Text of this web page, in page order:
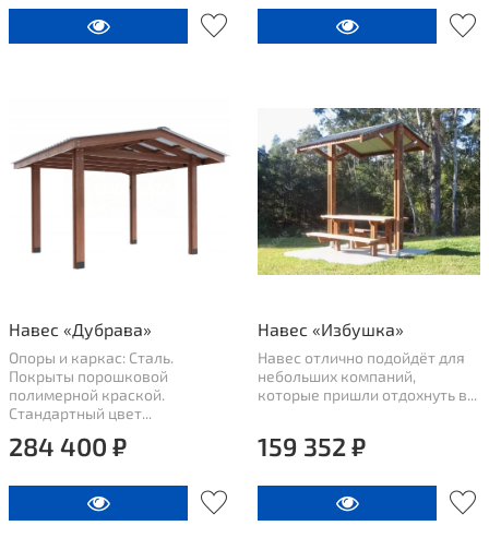
Навес «Дубрава»
Опоры и каркас: Сталь.
Покрыты порошковой
полимерной краской.
Стандартный цвет...
284 400 ₽
Навес «Избушка»
Навес отлично подойдёт для
небольших компаний,
которые пришли отдохнуть в...
159 352 ₽